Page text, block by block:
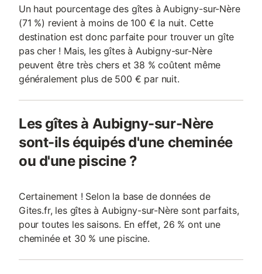
Un haut pourcentage des gîtes à Aubigny-sur-Nère
(71 %) revient à moins de 100 € la nuit. Cette
destination est donc parfaite pour trouver un gîte
pas cher ! Mais, les gîtes à Aubigny-sur-Nère
peuvent être très chers et 38 % coûtent même
généralement plus de 500 € par nuit.
Les gîtes à Aubigny-sur-Nère
sont-ils équipés d'une cheminée
ou d'une piscine ?
Certainement ! Selon la base de données de
Gites.fr, les gîtes à Aubigny-sur-Nère sont parfaits,
pour toutes les saisons. En effet, 26 % ont une
cheminée et 30 % une piscine.